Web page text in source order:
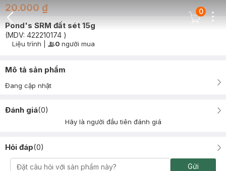
Back Icon
Cart Icon
0
20.000 ₫
Pond's SRM đất sét 15g
(MDV: 422210174 )
Timer Gray Icon
Liệu trình User Product Icon
0 người mua
Mô tả sản phẩm
Đang cập nhật
Đánh giá(0)
Hãy là người đầu tiên đánh giá
Hỏi đáp(0)
Gửi